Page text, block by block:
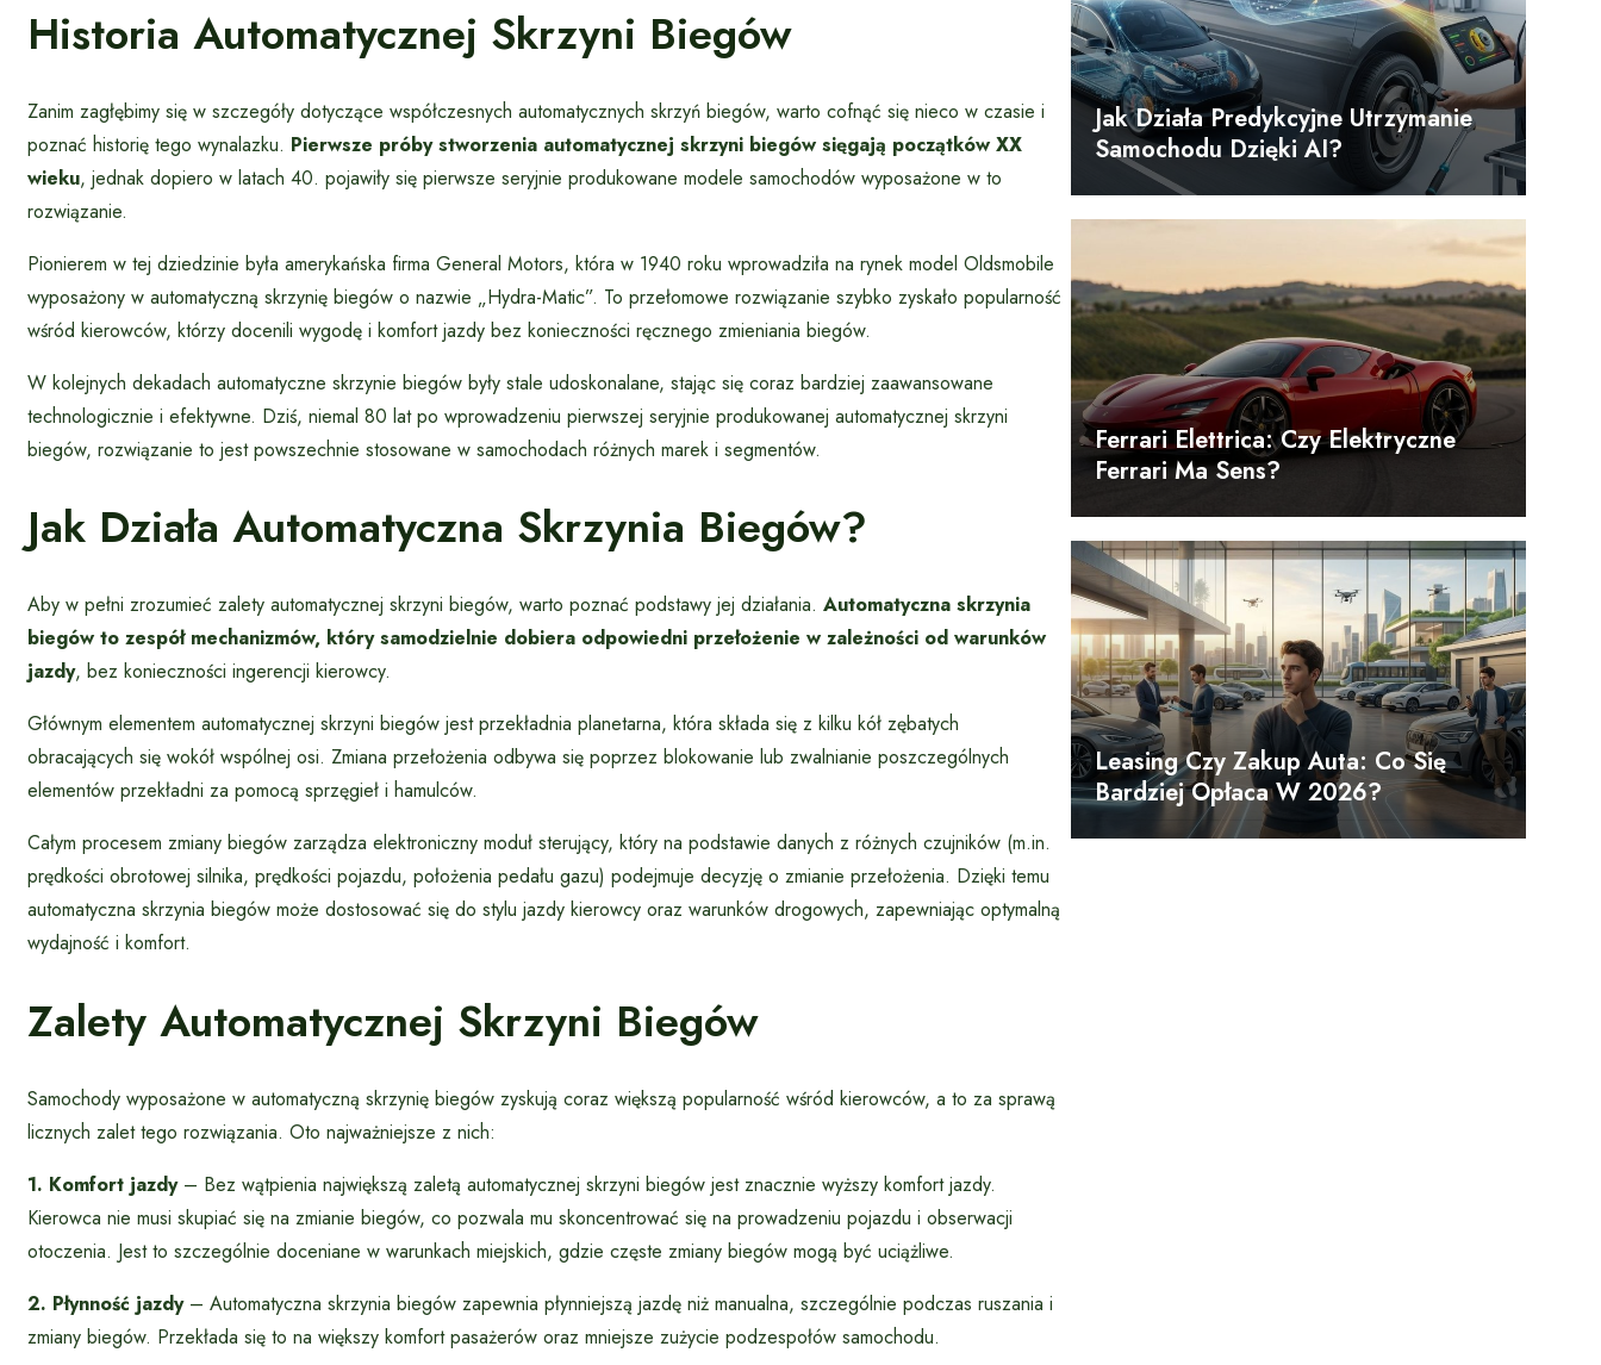
Historia Automatycznej Skrzyni Biegów
Zanim zagłębimy się w szczegóły dotyczące współczesnych automatycznych skrzyń biegów, warto cofnąć się nieco w czasie i
poznać historię tego wynalazku. Pierwsze próby stworzenia automatycznej skrzyni biegów sięgają początków XX
wieku, jednak dopiero w latach 40. pojawiły się pierwsze seryjnie produkowane modele samochodów wyposażone w to
rozwiązanie.
Pionierem w tej dziedzinie była amerykańska firma General Motors, która w 1940 roku wprowadziła na rynek model Oldsmobile
wyposażony w automatyczną skrzynię biegów o nazwie „Hydra-Matic”. To przełomowe rozwiązanie szybko zyskało popularność
wśród kierowców, którzy docenili wygodę i komfort jazdy bez konieczności ręcznego zmieniania biegów.
W kolejnych dekadach automatyczne skrzynie biegów były stale udoskonalane, stając się coraz bardziej zaawansowane
technologicznie i efektywne. Dziś, niemal 80 lat po wprowadzeniu pierwszej seryjnie produkowanej automatycznej skrzyni
biegów, rozwiązanie to jest powszechnie stosowane w samochodach różnych marek i segmentów.
Jak Działa Automatyczna Skrzynia Biegów?
Aby w pełni zrozumieć zalety automatycznej skrzyni biegów, warto poznać podstawy jej działania. Automatyczna skrzynia
biegów to zespół mechanizmów, który samodzielnie dobiera odpowiedni przełożenie w zależności od warunków
jazdy, bez konieczności ingerencji kierowcy.
Głównym elementem automatycznej skrzyni biegów jest przekładnia planetarna, która składa się z kilku kół zębatych
obracających się wokół wspólnej osi. Zmiana przełożenia odbywa się poprzez blokowanie lub zwalnianie poszczególnych
elementów przekładni za pomocą sprzęgieł i hamulców.
Całym procesem zmiany biegów zarządza elektroniczny moduł sterujący, który na podstawie danych z różnych czujników (m.in.
prędkości obrotowej silnika, prędkości pojazdu, położenia pedału gazu) podejmuje decyzję o zmianie przełożenia. Dzięki temu
automatyczna skrzynia biegów może dostosować się do stylu jazdy kierowcy oraz warunków drogowych, zapewniając optymalną
wydajność i komfort.
Zalety Automatycznej Skrzyni Biegów
Samochody wyposażone w automatyczną skrzynię biegów zyskują coraz większą popularność wśród kierowców, a to za sprawą
licznych zalet tego rozwiązania. Oto najważniejsze z nich:
1. Komfort jazdy– Bez wątpienia największą zaletą automatycznej skrzyni biegów jest znacznie wyższy komfort jazdy.
Kierowca nie musi skupiać się na zmianie biegów, co pozwala mu skoncentrować się na prowadzeniu pojazdu i obserwacji
otoczenia. Jest to szczególnie doceniane w warunkach miejskich, gdzie częste zmiany biegów mogą być uciążliwe.
2. Płynność jazdy– Automatyczna skrzynia biegów zapewnia płynniejszą jazdę niż manualna, szczególnie podczas ruszania i
zmiany biegów. Przekłada się to na większy komfort pasażerów oraz mniejsze zużycie podzespołów samochodu.
Jak Działa Predykcyjne Utrzymanie
Samochodu Dzięki AI?
Ferrari Elettrica: Czy Elektryczne
Ferrari Ma Sens?
Leasing Czy Zakup Auta: Co Się
Bardziej Opłaca W 2026?